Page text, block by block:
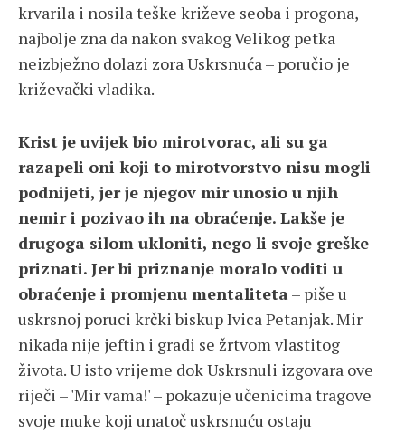
krvarila i nosila teške križeve seoba i progona,
najbolje zna da nakon svakog Velikog petka
neizbježno dolazi zora Uskrsnuća – poručio je
križevački vladika.
Krist je uvijek bio mirotvorac, ali su ga
razapeli oni koji to mirotvorstvo nisu mogli
podnijeti, jer je njegov mir unosio u njih
nemir i pozivao ih na obraćenje. Lakše je
drugoga silom ukloniti, nego li svoje greške
priznati. Jer bi priznanje moralo voditi u
obraćenje i promjenu mentaliteta – piše u
uskrsnoj poruci krčki biskup Ivica Petanjak. Mir
nikada nije jeftin i gradi se žrtvom vlastitog
života. U isto vrijeme dok Uskrsnuli izgovara ove
riječi – 'Mir vama!' – pokazuje učenicima tragove
svoje muke koji unatoč uskrsnuću ostaju